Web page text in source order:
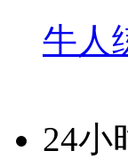
牛人
24小